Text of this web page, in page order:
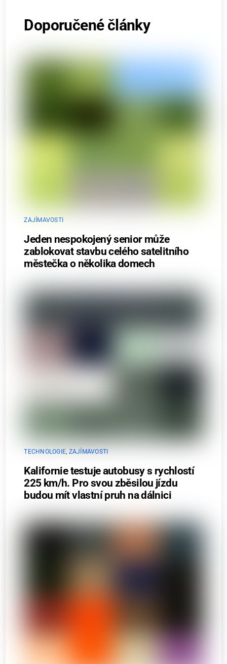
Doporučené články
ZAJÍMAVOSTI
Jeden nespokojený senior může
zablokovat stavbu celého satelitního
městečka o několika domech
TECHNOLOGIE, ZAJÍMAVOSTI
Kalifornie testuje autobusy s rychlostí
225 km/h. Pro svou zběsilou jízdu
budou mít vlastní pruh na dálnici